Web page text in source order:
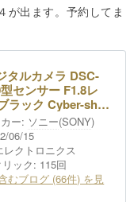
出ます。予約してま
タルカメラ DSC-
センサー F1.8レ
ラック Cyber-shot
ー: ソニー(SONY)
06/15
レクトロニクス
リック: 115回
むブログ (66件) を見